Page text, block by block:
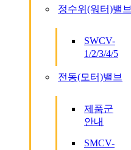
정수위(워터)밸브
SWCV-
1/2/3/4/5
전동(모터)밸브
제품군
안내
SMCV-